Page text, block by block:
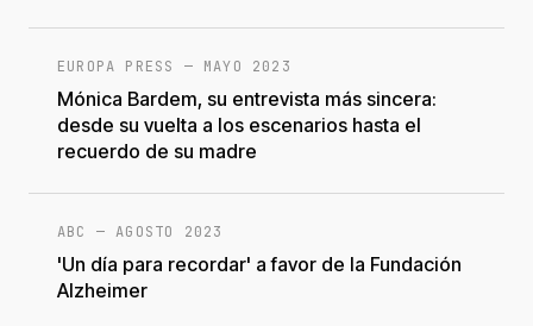
EUROPA PRESS — MAYO 2023
Mónica Bardem, su entrevista más sincera:
desde su vuelta a los escenarios hasta el
recuerdo de su madre
ABC —AGOSTO 2023
'Un día para recordar' a favor de la Fundación
Alzheimer